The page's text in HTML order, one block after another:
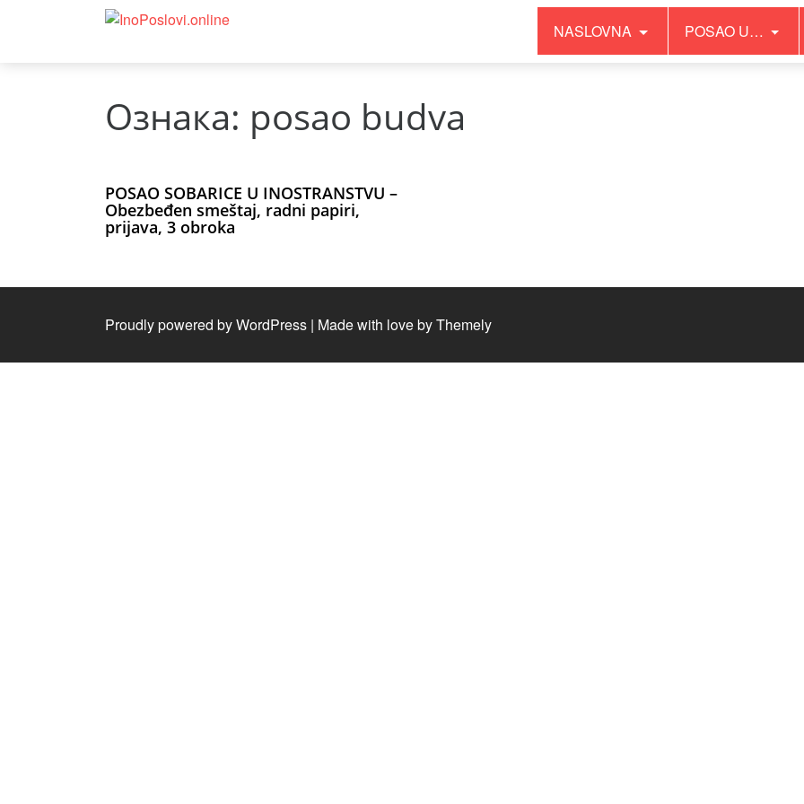
NASLOVNA POSAO U…
Ознака: posao budva
POSAO SOBARICE U INOSTRANSTVU –
Obezbeđen smeštaj, radni papiri,
prijava, 3 obroka
Proudly powered by WordPress | Made with love byThemely